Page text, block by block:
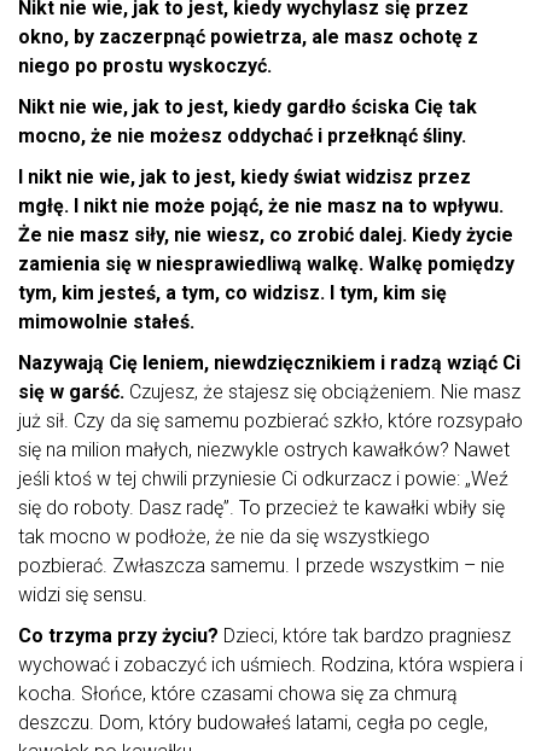
Nikt nie wie, jak to jest, kiedy wychylasz się przez
okno, by zaczerpnąć powietrza, ale masz ochotę z
niego po prostu wyskoczyć.
Nikt nie wie, jak to jest, kiedy gardło ściska Cię tak
mocno, że nie możesz oddychać i przełknąć śliny.
I nikt nie wie, jak to jest, kiedy świat widzisz przez
mgłę. I nikt nie może pojąć, że nie masz na to wpływu.
Że nie masz siły, nie wiesz, co zrobić dalej. Kiedy życie
zamienia się w niesprawiedliwą walkę. Walkę pomiędzy
tym, kim jesteś, a tym, co widzisz. I tym, kim się
mimowolnie stałeś.
Nazywają Cię leniem, niewdzięcznikiem i radzą wziąć Ci
się w garść. Czujesz, że stajesz się obciążeniem. Nie masz
już sił. Czy da się samemu pozbierać szkło, które rozsypało
się na milion małych, niezwykle ostrych kawałków? Nawet
jeśli ktoś w tej chwili przyniesie Ci odkurzacz i powie: „Weź
się do roboty. Dasz radę”. To przecież te kawałki wbiły się
tak mocno w podłoże, że nie da się wszystkiego
pozbierać. Zwłaszcza samemu. I przede wszystkim – nie
widzi się sensu.
Co trzyma przy życiu? Dzieci, które tak bardzo pragniesz
wychować i zobaczyć ich uśmiech. Rodzina, która wspiera i
kocha. Słońce, które czasami chowa się za chmurą
deszczu. Dom, który budowałeś latami, cegła po cegle,